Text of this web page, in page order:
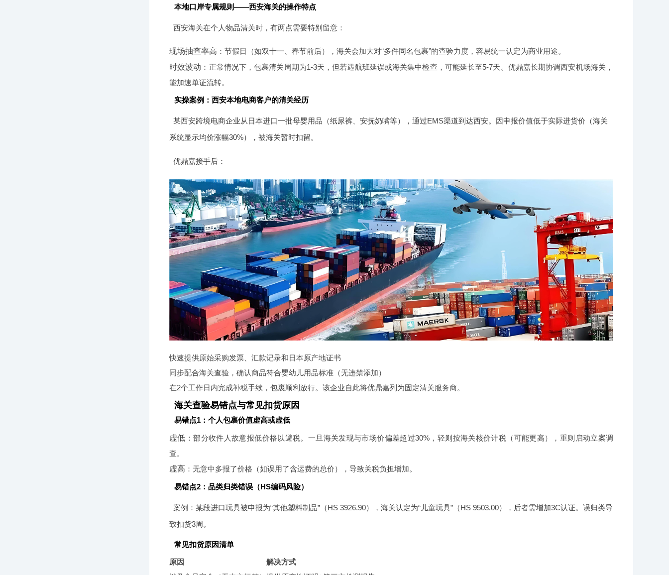
本地口岸专属规则——西安海关的操作特点
西安海关在个人物品清关时，有两点需要特别留意：
现场抽查率高 ：节假日（如双十一、春节前后），海关会加大对“多件同名包裹”的查验力度，容易统一认定为商业用途。
时效波动 ：正常情况下，包裹清关周期为1-3天，但若遇航班延误或海关集中检查，可能延长至5-7天。优鼎嘉长期协调西安机场海关，
能加速单证流转。
实操案例：西安本地电商客户的清关经历
某西安跨境电商企业从日本进口一批母婴用品（纸尿裤、安抚奶嘴等），通过EMS渠道到达西安。因申报价值低于实际进货价（海关
系统显示均价涨幅30%），被海关暂时扣留。
优鼎嘉接手后：
快速提供原始采购发票、汇款记录和日本原产地证书
同步配合海关查验，确认商品符合婴幼儿用品标准（无违禁添加）
在2个工作日内完成补税手续，包裹顺利放行。该企业自此将优鼎嘉列为固定清关服务商。
海关查验易错点与常见扣货原因
易错点1：个人包裹价值虚高或虚低
虚低 ：部分收件人故意报低价格以避税。一旦海关发现与市场价偏差超过30%，轻则按海关核价计税（可能更高），重则启动立案调
查。
虚高 ：无意中多报了价格（如误用了含运费的总价），导致关税负担增加。
易错点2：品类归类错误（HS编码风险）
案例：某段进口玩具被申报为“其他塑料制品”（HS 3926.90），海关认定为“儿童玩具”（HS 9503.00），后者需增加3C认证。误归类导
致扣货3周。
常见扣货原因清单
原因
解决方式